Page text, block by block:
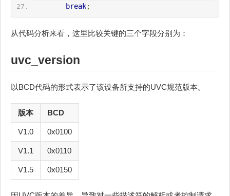
break;
从代码分析来看，这里比较关键的三个字段分别为：
uvc_version
以BCD代码的形式表示了该设备所支持的UVC规范版本。
版本 BCD
V1.0 0x0100
V1.1 0x0110
V1.5 0x0150